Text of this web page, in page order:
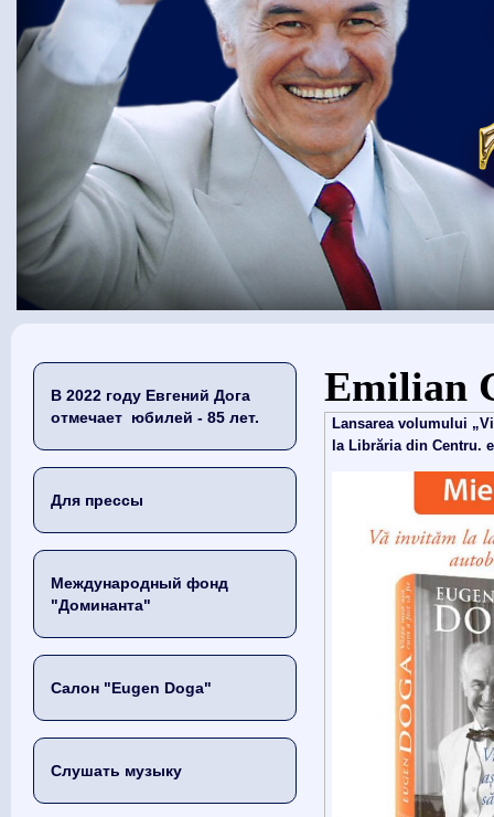
В 2022 году Евгений Дога
отмечает юбилей - 85 лет.
Для прессы
Международный фонд
"Доминанта"
Салон "Eugen Doga"
Слушать музыку
Вы здесь
Emilian
Lansarea volumului
la Librăria din Centru.